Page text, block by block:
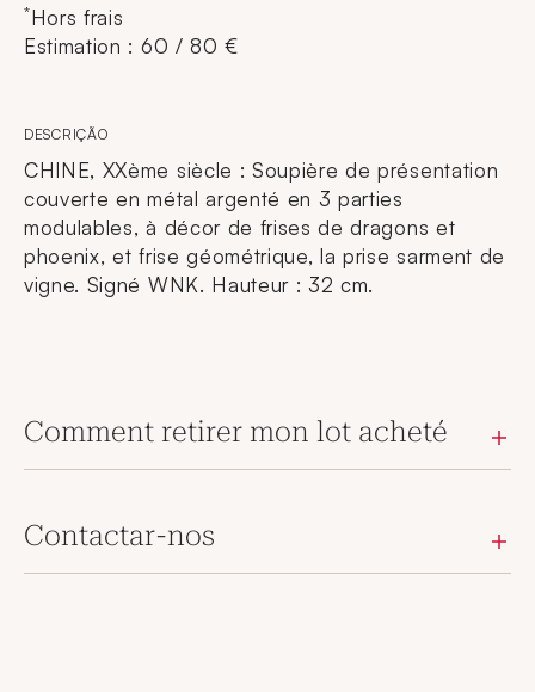
*Hors frais
Estimation : 60 / 80 €
DESCRIÇÃO
CHINE, XXème siècle : Soupière de présentation
couverte en métal argenté en 3 parties
modulables, à décor de frises de dragons et
phoenix, et frise géométrique, la prise sarment de
vigne. Signé WNK. Hauteur : 32 cm.
Comment retirer mon lot acheté
Contactar-nos